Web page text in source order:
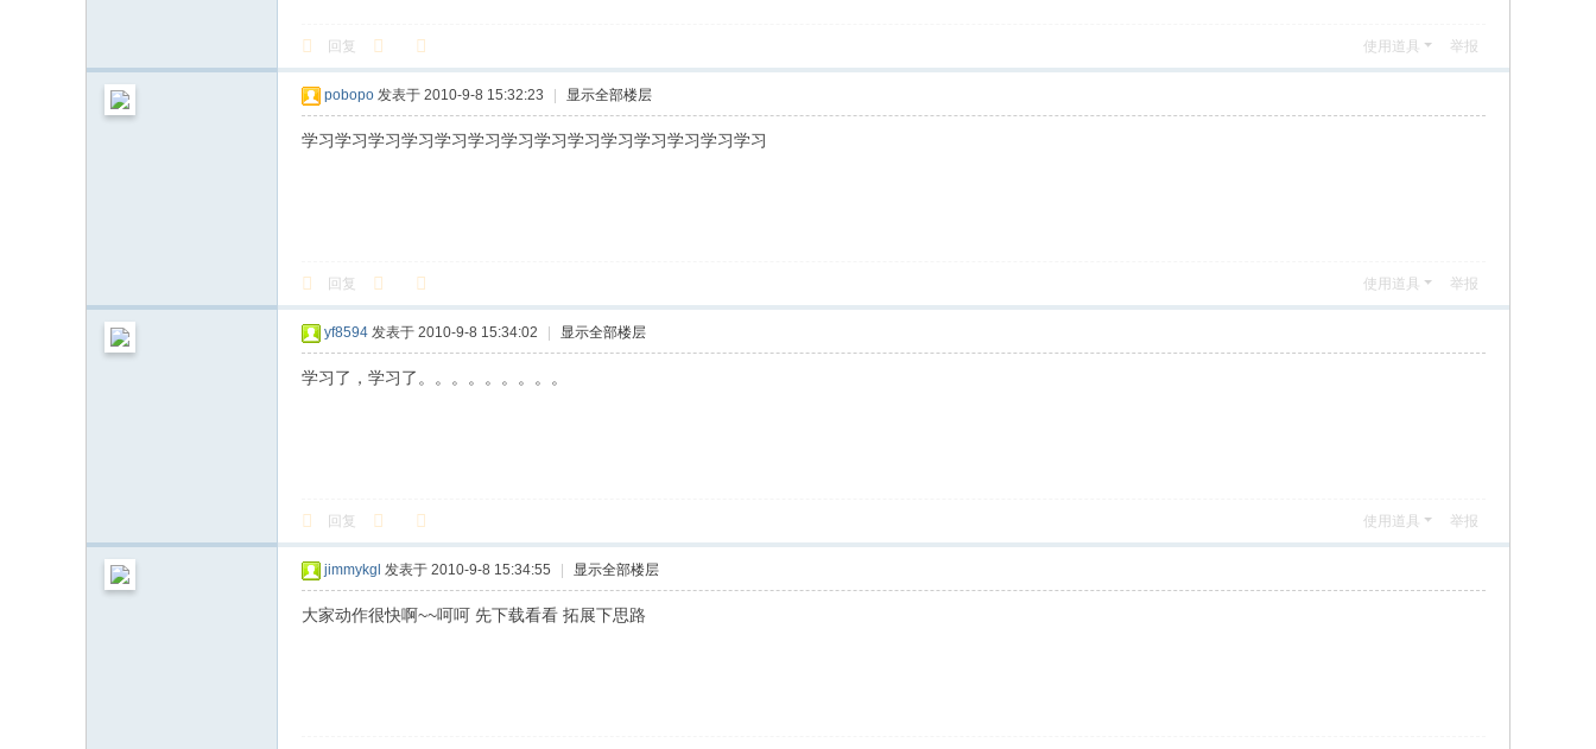
回复 使用道具 举报
pobopo 发表于 2010-9-8 15:32:23 显示全部楼层
学习学习学习学习学习学习学习学习学习学习学习学习学习学习
回复 使用道具 举报
yf8594 发表于 2010-9-8 15:34:02 显示全部楼层
学习了，学习了。。。。。。。。。
回复 使用道具 举报
jimmykgl 发表于 2010-9-8 15:34:55 显示全部楼层
大家动作很快啊~~呵呵 先下载看看 拓展下思路